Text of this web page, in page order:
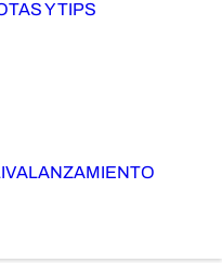
Y TIPS
LANZAMIENTO